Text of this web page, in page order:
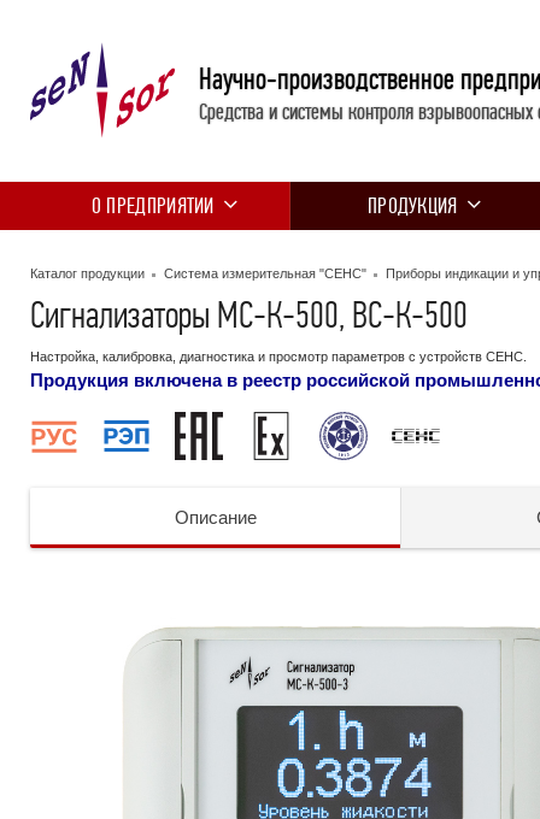
Научно-производственное
Средства и системы контроля взрывоопасных
О ПРЕДПРИЯТИИ ПРОДУКЦИЯ
Каталог продукции Система измерительная "СЕНС" Приборы индикации и
Сигнализаторы МС-К-500, ВС-К-500
Настройка, калибровка, диагностика и просмотр параметров с устройств СЕНС.
Продукция включена в реестр российской
Описание